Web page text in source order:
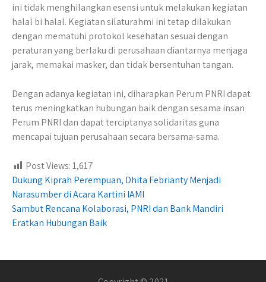
ini tidak menghilangkan esensi untuk melakukan kegiatan
halal bi halal. Kegiatan silaturahmi ini tetap dilakukan
dengan mematuhi protokol kesehatan sesuai dengan
peraturan yang berlaku di perusahaan diantarnya menjaga
jarak, memakai masker, dan tidak bersentuhan tangan.
Dengan adanya kegiatan ini, diharapkan Perum PNRI dapat
terus meningkatkan hubungan baik dengan sesama insan
Perum PNRI dan dapat terciptanya solidaritas guna
mencapai tujuan perusahaan secara bersama-sama.
Post Views:1,617
Post
navigation
Dukung Kiprah Perempuan, Dhita Febrianty Menjadi
Narasumber di Acara Kartini IAMI
Sambut Rencana Kolaborasi, PNRI dan Bank Mandiri
Eratkan Hubungan Baik